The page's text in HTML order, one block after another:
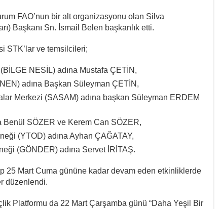
FAO’nun bir alt organizasyonu olan Silva
Başkanı Sn. İsmail Belen başkanlık etti.
STK’lar ve temsilcileri;
NESİL) adına Mustafa ÇETİN,
adına Başkan Süleyman ÇETİN,
Merkezi (SASAM) adına başkan Süleyman ERDEM
Benül SÖZER ve Kerem Can SÖZER,
(YTOD) adına Ayhan ÇAĞATAY,
(GÖNDER) adına Servet İRİTAŞ.
25 Mart Cuma gününe kadar devam eden etkinliklerde
düzenlendi.
Platformu da 22 Mart Çarşamba günü “Daha Yeşil Bir